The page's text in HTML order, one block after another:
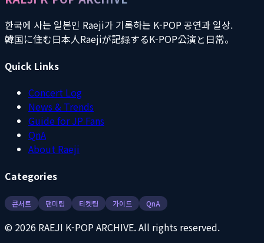
한국에 사는 일본인 Raeji가 기록하는 K-POP 공연과 일상.
韓国に住む日本人Raejiが記録するK-POP公演と日常。
Quick Links
Concert Log
News & Trends
Guide for JP Fans
QnA
About Raeji
Categories
콘서트 팬미팅 티켓팅 가이드 QnA
© 2026 RAEJI K-POP ARCHIVE. All rights reserved.